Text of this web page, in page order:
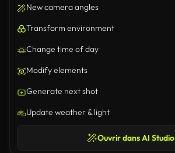
New camera angles
Transform environment
Change time of day
Modify elements
Generate next shot
Update weather & light
Ouvrir dans AI Studio